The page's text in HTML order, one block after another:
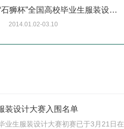
关于举办第三届“石狮杯”全国高校毕业生服装设计大赛的通知
2014.01.02-03.10
装设计大赛入围名单
业生服装设计大赛初赛已于3月21日